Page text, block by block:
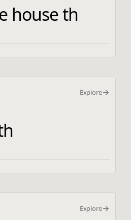
house th
Explore
Explore